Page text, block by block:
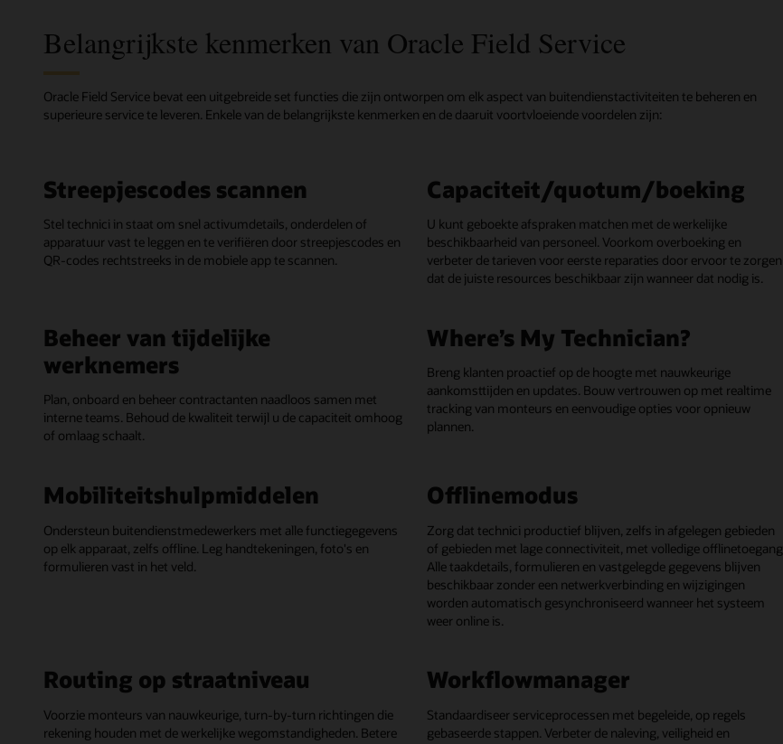
Belangrijkste kenmerken van Oracle Field Service
Oracle Field Service bevat een uitgebreide set functies die zijn ontworpen om elk aspect van buitendienstactiviteiten te beheren en
superieure service te leveren. Enkele van de belangrijkste kenmerken en de daaruit voortvloeiende voordelen zijn:
Streepjescodes scannen
Stel technici in staat om snel activumdetails, onderdelen of
apparatuur vast te leggen en te verifiëren door streepjescodes en
QR-codes rechtstreeks in de mobiele app te scannen.
Capaciteit/quotum/boeking
U kunt geboekte afspraken matchen met de werkelijke
beschikbaarheid van personeel. Voorkom overboeking en
verbeter de tarieven voor eerste reparaties door ervoor te zorgen
dat de juiste resources beschikbaar zijn wanneer dat nodig is.
Beheer van tijdelijke
werknemers
Plan, onboard en beheer contractanten naadloos samen met
interne teams. Behoud de kwaliteit terwijl u de capaciteit omhoog
of omlaag schaalt.
Where’s My Technician?
Breng klanten proactief op de hoogte met nauwkeurige
aankomsttijden en updates. Bouw vertrouwen op met realtime
tracking van monteurs en eenvoudige opties voor opnieuw
plannen.
Mobiliteitshulpmiddelen
Ondersteun buitendienstmedewerkers met alle functiegegevens
op elk apparaat, zelfs offline. Leg handtekeningen, foto's en
formulieren vast in het veld.
Offlinemodus
Zorg dat technici productief blijven, zelfs in afgelegen gebieden
of gebieden met lage connectiviteit, met volledige offlinetoegang.
Alle taakdetails, formulieren en vastgelegde gegevens blijven
beschikbaar zonder een netwerkverbinding en wijzigingen
worden automatisch gesynchroniseerd wanneer het systeem
weer online is.
Routing op straatniveau
Voorzie monteurs van nauwkeurige, turn-by-turn richtingen die
rekening houden met de werkelijke wegomstandigheden. Betere
Workflowmanager
Standaardiseer serviceprocessen met begeleide, op regels
gebaseerde stappen. Verbeter de naleving, veiligheid en